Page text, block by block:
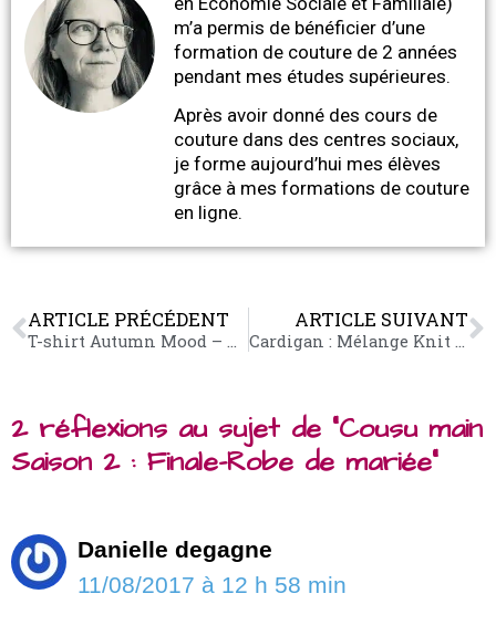
m’a permis de bénéficier d’une
formation de couture de 2 années
pendant mes études supérieures.
Après avoir donné des cours de
couture dans des centres sociaux,
je forme aujourd’hui mes élèves
grâce à mes formations de couture
en ligne.
ARTICLE PRÉCÉDENT
T-shirt Autumn Mood – Ottobre
ARTICLE SUIVANT
Cardigan : Mélange Knit – Ottobre
2 réflexions au sujet de “Cousu main
Saison 2 : Finale-Robe de mariée”
Danielle degagne
11/08/2017 à 12 h 58 min